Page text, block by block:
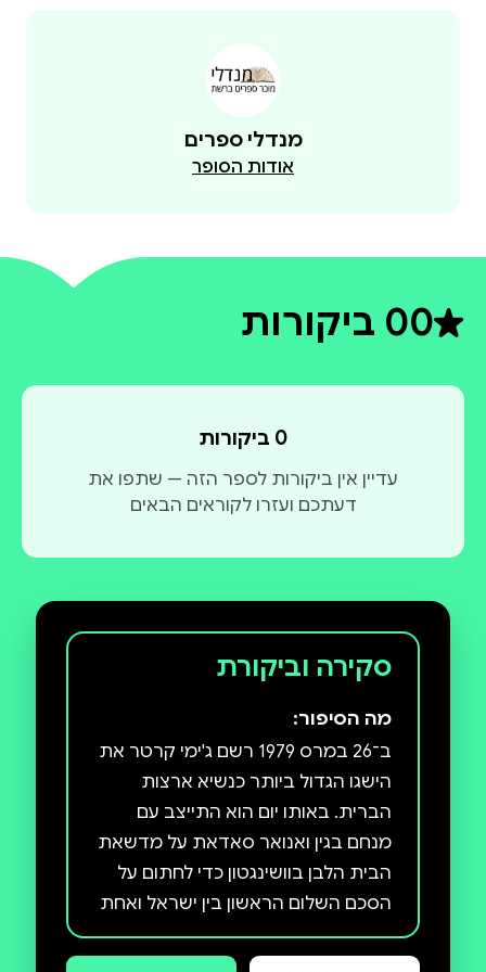
מנדלי ספרים
אודות הסופר
0דירוג ממוצע 0 מתוך 5
0 ביקורות
0 ביקורות
עדיין אין ביקורות לספר הזה — שתפו את
דעתכם ועזרו לקוראים הבאים
סקירה וביקורת
מה הסיפור:
ב־26 במרס 1979 רשם ג'ימי קרטר את
הישגו הגדול ביותר כנשיא ארצות
הברית. באותו יום הוא התייצב עם
מנחם בגין ואנואר סאדאת על מדשאת
הבית הלבן בוושינגטון כדי לחתום על
הסכם השלום הראשון בין ישראל ואחת
ממדינות ערב — הסכם שהנשיא קרטר
היה האדריכל שלו.קצת יותר משנה